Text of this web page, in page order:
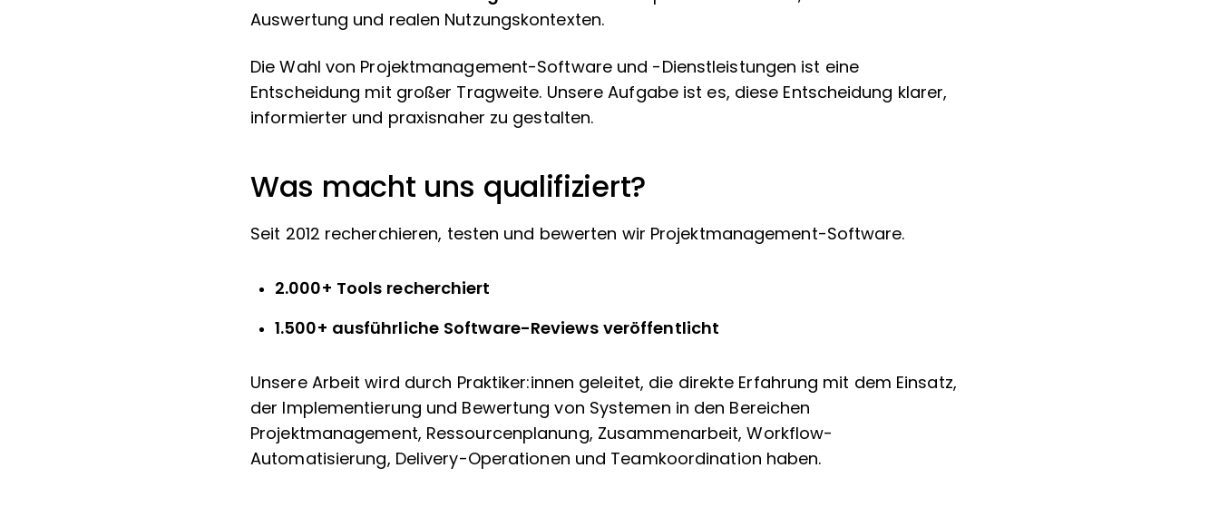
Auswertung und realen Nutzungskontexten.
Die Wahl von Projektmanagement-Software und -Dienstleistungen ist eine
Entscheidung mit großer Tragweite. Unsere Aufgabe ist es, diese Entscheidung klarer,
informierter und praxisnaher zu gestalten.
Was macht uns qualifiziert?
Seit 2012 recherchieren, testen und bewerten wir Projektmanagement-Software.
2.000+ Tools recherchiert
1.500+ ausführliche Software-Reviews veröffentlicht
Unsere Arbeit wird durch Praktiker:innen geleitet, die direkte Erfahrung mit dem Einsatz,
der Implementierung und Bewertung von Systemen in den Bereichen
Projektmanagement, Ressourcenplanung, Zusammenarbeit, Workflow-
Automatisierung, Delivery-Operationen und Teamkoordination haben.